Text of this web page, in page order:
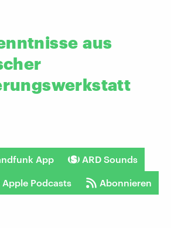
aus
App ARD Sounds
Apple Podcasts Abonnieren